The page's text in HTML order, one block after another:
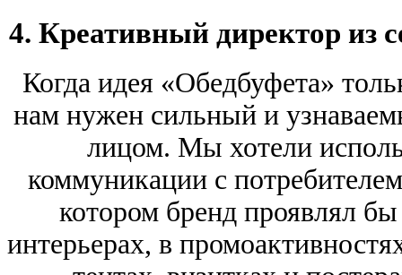
4. Креативный директор из
Когда идея «Обедбуфета»
нам нужен сильный и
лицом. Мы хотели
коммуникации с
котором бренд проявлял
интерьерах, в